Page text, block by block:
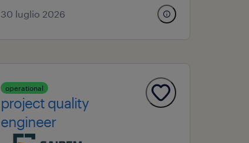
30 luglio 2026
operational
project quality
engineer